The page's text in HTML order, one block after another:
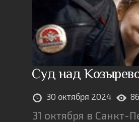
Суд над
30 октября 2024
31 октября в Санкт-